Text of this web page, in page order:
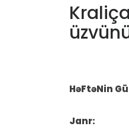
HəFtəNin
Janr: